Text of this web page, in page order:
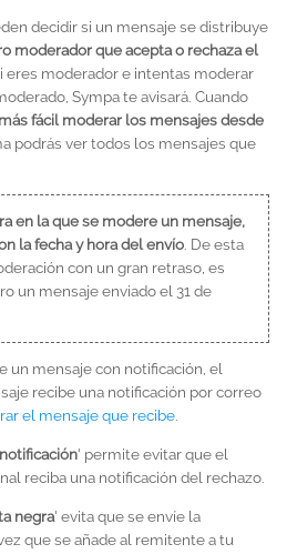
decidir si un mensaje se distribuye
moderador que acepta o rechaza el
eres moderador e intentas moderar
Sympa te avisará. Cuando
más fácil moderar los mensajes desde
podrás ver todos los mensajes que
en la que se modere un mensaje,
la fecha y hora del envío. De esta
con un gran retraso, es
un mensaje enviado el 31 de
un mensaje con notificación, el
recibe una notificación por correo
el mensaje que recibe.
' permite evitar que el
reciba una notificación del rechazo.
negra' evita que se envíe la
que se añade al remitente a tu